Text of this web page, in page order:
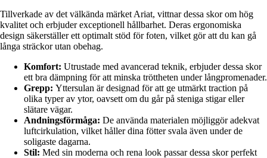
Tillverkade av det välkända märket Ariat, vittnar dessa skor om hög
kvalitet och erbjuder exceptionell hållbarhet. Deras ergonomiska
design säkerställer ett optimalt stöd för foten, vilket gör att du kan gå
långa sträckor utan obehag.
Komfort: Utrustade med avancerad teknik, erbjuder dessa skor
ett bra dämpning för att minska tröttheten under långpromenader.
Grepp: Yttersulan är designad för att ge utmärkt traction på
olika typer av ytor, oavsett om du går på steniga stigar eller
slätare vägar.
Andningsförmåga: De använda materialen möjliggör adekvat
luftcirkulation, vilket håller dina fötter svala även under de
soligaste dagarna.
Stil: Med sin moderna och rena look passar dessa skor perfekt